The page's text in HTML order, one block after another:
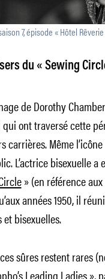
7, épisode « Hôtel
du « Sewing
de Dorothy
ont traversé cette
carrières. Même
L’actrice bisexuelle
» (en référence
années 1950, il
bisexuelles.
sûres restent rares
Leading Ladies